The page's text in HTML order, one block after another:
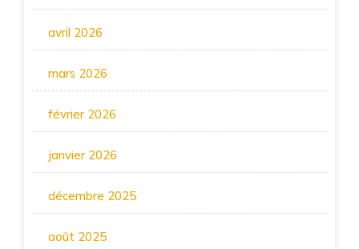
avril 2026
mars 2026
février 2026
janvier 2026
décembre 2025
août 2025